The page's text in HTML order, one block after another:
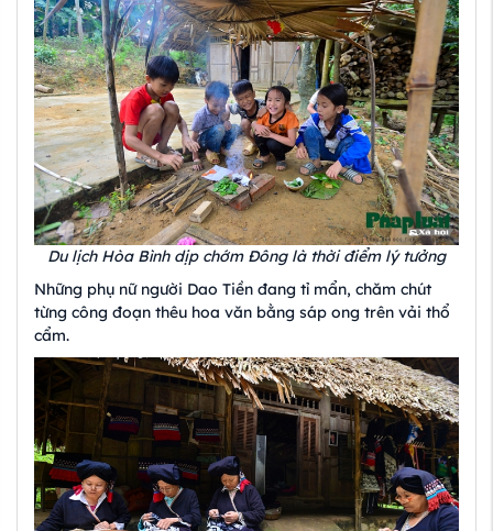
Du lịch Hòa Bình dịp chớm Đông là thời điểm lý tưởng
Những phụ nữ người Dao Tiền đang tỉ mẩn, chăm chút
từng công đoạn thêu hoa văn bằng sáp ong trên vải thổ
cẩm.